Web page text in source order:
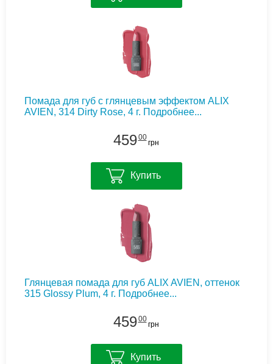
Помада для губ с глянцевым эффектом ALIX
AVIEN, 314 Dirty Rose, 4 г. Подробнее...
45900
грн
Купить
Глянцевая помада для губ ALIX AVIEN, оттенок
315 Glossy Plum, 4 г. Подробнее...
45900
грн
Купить